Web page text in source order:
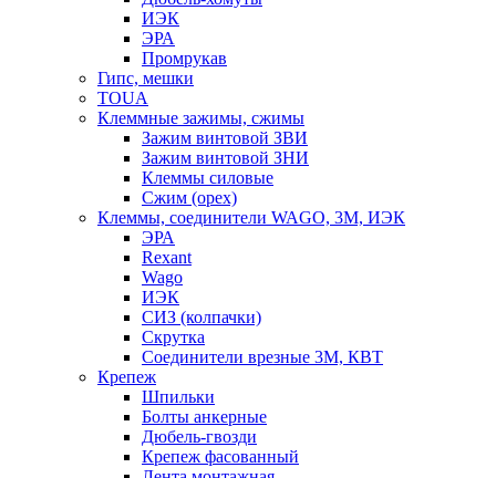
ИЭК
ЭРА
Промрукав
Гипс, мешки
TOUA
Клеммные зажимы, сжимы
Зажим винтовой ЗВИ
Зажим винтовой ЗНИ
Клеммы силовые
Сжим (орех)
Клеммы, соединители WAGO, 3M, ИЭК
ЭРА
Rexant
Wago
ИЭК
СИЗ (колпачки)
Скрутка
Соединители врезные 3M, КВТ
Крепеж
Шпильки
Болты анкерные
Дюбель-гвозди
Крепеж фасованный